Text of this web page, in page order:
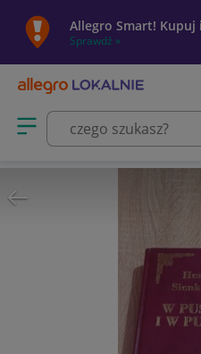
Allegro Smart! Kupuj
Sprawdź »
Otwórz menu z kategoriami